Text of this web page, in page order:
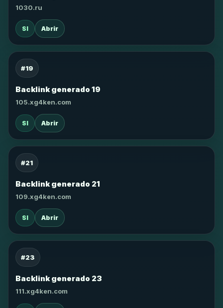
1030.ru
SI Abrir
#19
Backlink generado 19
105.xg4ken.com
SI Abrir
#21
Backlink generado 21
109.xg4ken.com
SI Abrir
#23
Backlink generado 23
111.xg4ken.com